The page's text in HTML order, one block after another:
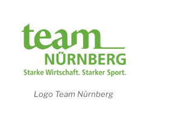
Logo Team Nürnberg